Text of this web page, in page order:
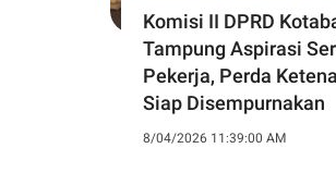
Komisi II DPRD
Tampung Aspirasi
Pekerja, Perda
Siap Disempurnakan
8/04/2026 11:39:00 AM